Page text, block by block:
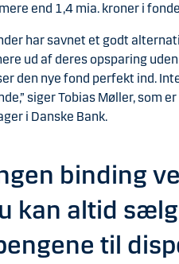
end 1,4 mia. kroner i
har savnet et godt
ud af deres opsparing
den nye fond perfekt ind.
siger Tobias Møller, som
i Danske Bank.
binding
kan altid
til